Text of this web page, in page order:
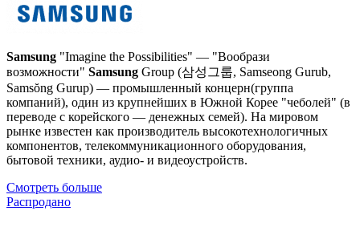
Samsung "Imagine the Possibilities" — "Вообрази
возможности" Samsung Group (삼성그룹, Samseong Gurub,
Samsŏng Gurup) — промышленный концерн(группа
компаний), один из крупнейших в Южной Корее "чеболей" (в
переводе с корейского — денежных семей). На мировом
рынке известен как производитель высокотехнологичных
компонентов, телекоммуникационного оборудования,
бытовой техники, аудио- и видеоустройств.
Смотреть больше
Распродано